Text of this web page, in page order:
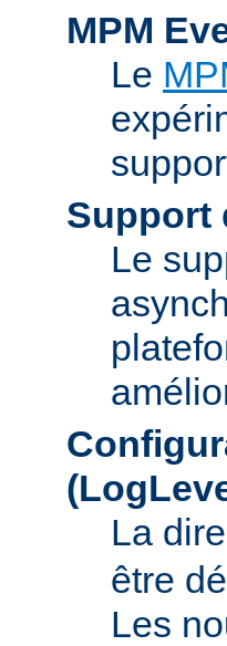
MPM
Le
Support
Le
La
être
Les